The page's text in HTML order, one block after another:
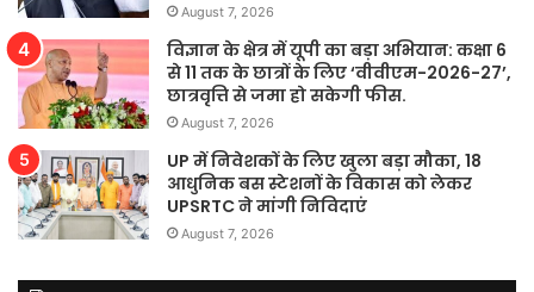
August 7, 2026
विज्ञान के क्षेत्र में यूपी का बड़ा अभियान: कक्षा 6
से 11 तक के छात्रों के लिए ‘वीवीएम-2026-27’,
छात्रवृत्ति से जमा हो सकेगी फीस.
August 7, 2026
UP में निवेशकों के लिए खुला बड़ा मौका, 18
आधुनिक बस स्टेशनों के विकास को लेकर
UPSRTC ने मांगी निविदाएं
August 7, 2026